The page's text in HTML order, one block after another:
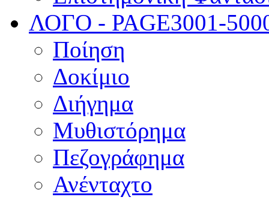
ΛΟΓΟ - PAGE3001-
Ποίηση
Δοκίμιο
Διήγημα
Μυθιστόρημα
Πεζογράφημα
Ανένταχτο